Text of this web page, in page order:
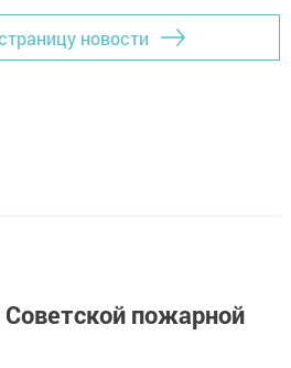
новости
пожарной